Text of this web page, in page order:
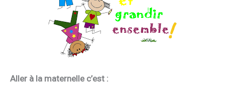
Aller à la maternelle c’est :